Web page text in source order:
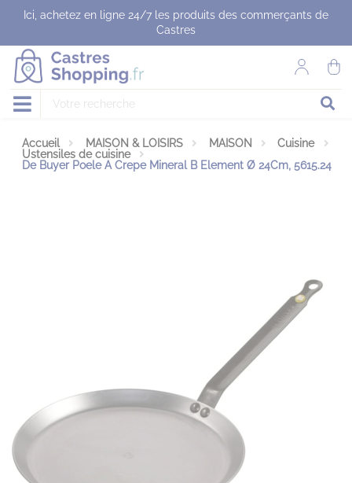
Ici, achetez en ligne 24/7 les produits des commerçants de
Castres
Accueil MAISON & LOISIRS MAISON
Cuisine
Ustensiles de cuisine
De Buyer Poele A Crepe Mineral B Element Ø 24Cm, 5615.24
Panneau de gestion des cookies